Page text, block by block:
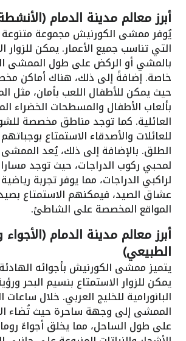
أبرز معالم مدينة الدمام
يُوفر ممشى الكورنيش مجموعة
التي تناسب جميع الأعمار. يمكن للزوار
بالمشي أو الركض على طول الممشى
خاصة. إضافةً إلى ذلك، هناك أماكن
حيث يمكن للأطفال اللعب بأمان، مثل
بألعاب الأطفال والمسطحات الخضراء
العائلية. كما توجد مناطق مخصصة
للعائلات والأصدقاء الاستمتاع
الطلق. بالإضافة إلى ذلك، يُعد الممشى
لمحبي ركوب الدراجات، حيث توجد
لراكبي الدراجات، مما يوفر تجربة
عشاق الصيد، فيمكنهم الاستمتاع
المواقع المخصصة على الشاطئ.
أبرز معالم مدينة الدمام (الأجواء
الطبيعي)
يتميز ممشى الكورنيش بأجوائه
يمكن للزوار الاستمتاع بنسيم البحر
البانورامية للخليج العربي. خلال ساعات
الممشى إلى وجهة ساحرة حيث تُضاء
على طول الساحل، مما يخلق أجواءً